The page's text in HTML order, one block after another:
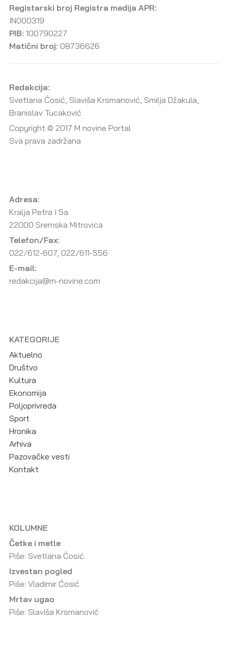
Registarski broj Registra medija APR:
IN000319
PIB: 100790227
Matični broj: 08736626
Redakcija:
Svetlana Ćosić, Slaviša Krsmanović, Smilja Džakula,
Branislav Tucaković
Copyright © 2017 M novine Portal
Sva prava zadržana
Adresa:
Kralja Petra I 5a
22000 Sremska Mitrovica
Telefon/Fax:
022/612-607, 022/611-556
E-mail:
redakcija@m-novine.com
KATEGORIJE
Aktuelno
Društvo
Kultura
Ekonomija
Poljoprivreda
Sport
Hronika
Arhiva
Pazovačke vesti
Kontakt
KOLUMNE
Četke i metle
Piše: Svetlana Ćosić
Izvestan pogled
Piše: Vladimir Ćosić
Mrtav ugao
Piše: Slaviša Krsmanović